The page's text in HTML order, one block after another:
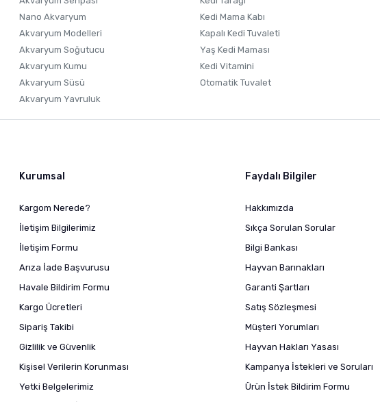
Nano Akvaryum
Akvaryum Modelleri
Akvaryum Soğutucu
Akvaryum Kumu
Akvaryum Süsü
Akvaryum Yavruluk
Kedi Mama Kabı
Kapalı Kedi Tuvaleti
Yaş Kedi Maması
Kedi Vitamini
Otomatik Tuvalet
Kurumsal
Kargom Nerede?
İletişim Bilgilerimiz
İletişim Formu
Arıza İade Başvurusu
Havale Bildirim Formu
Kargo Ücretleri
Sipariş Takibi
Gizlilik ve Güvenlik
Kişisel Verilerin Korunması
Yetki Belgelerimiz
Faydalı Bilgiler
Hakkımızda
Sıkça Sorulan Sorular
Bilgi Bankası
Hayvan Barınakları
Garanti Şartları
Satış Sözleşmesi
Müşteri Yorumları
Hayvan Hakları Yasası
Kampanya İstekleri ve Soruları
Ürün İstek Bildirim Formu